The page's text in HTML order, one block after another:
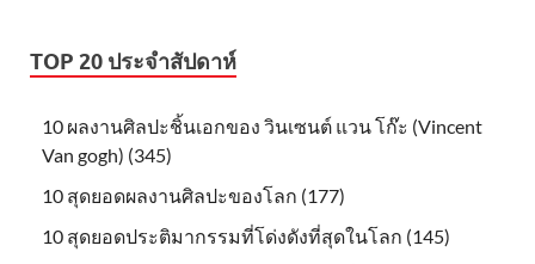
TOP 20 ประจำสัปดาห์
10 ผลงานศิลปะชิ้นเอกของ วินเซนต์ แวน โก๊ะ (Vincent
Van gogh) (345)
10 สุดยอดผลงานศิลปะของโลก (177)
10 สุดยอดประติมากรรมที่โด่งดังที่สุดในโลก (145)